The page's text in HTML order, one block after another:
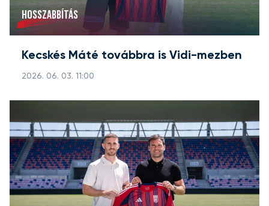
HOSSZABBÍTÁS
Kecskés Máté továbbra is Vidi-mezben
2026. 06. 03. 11:00